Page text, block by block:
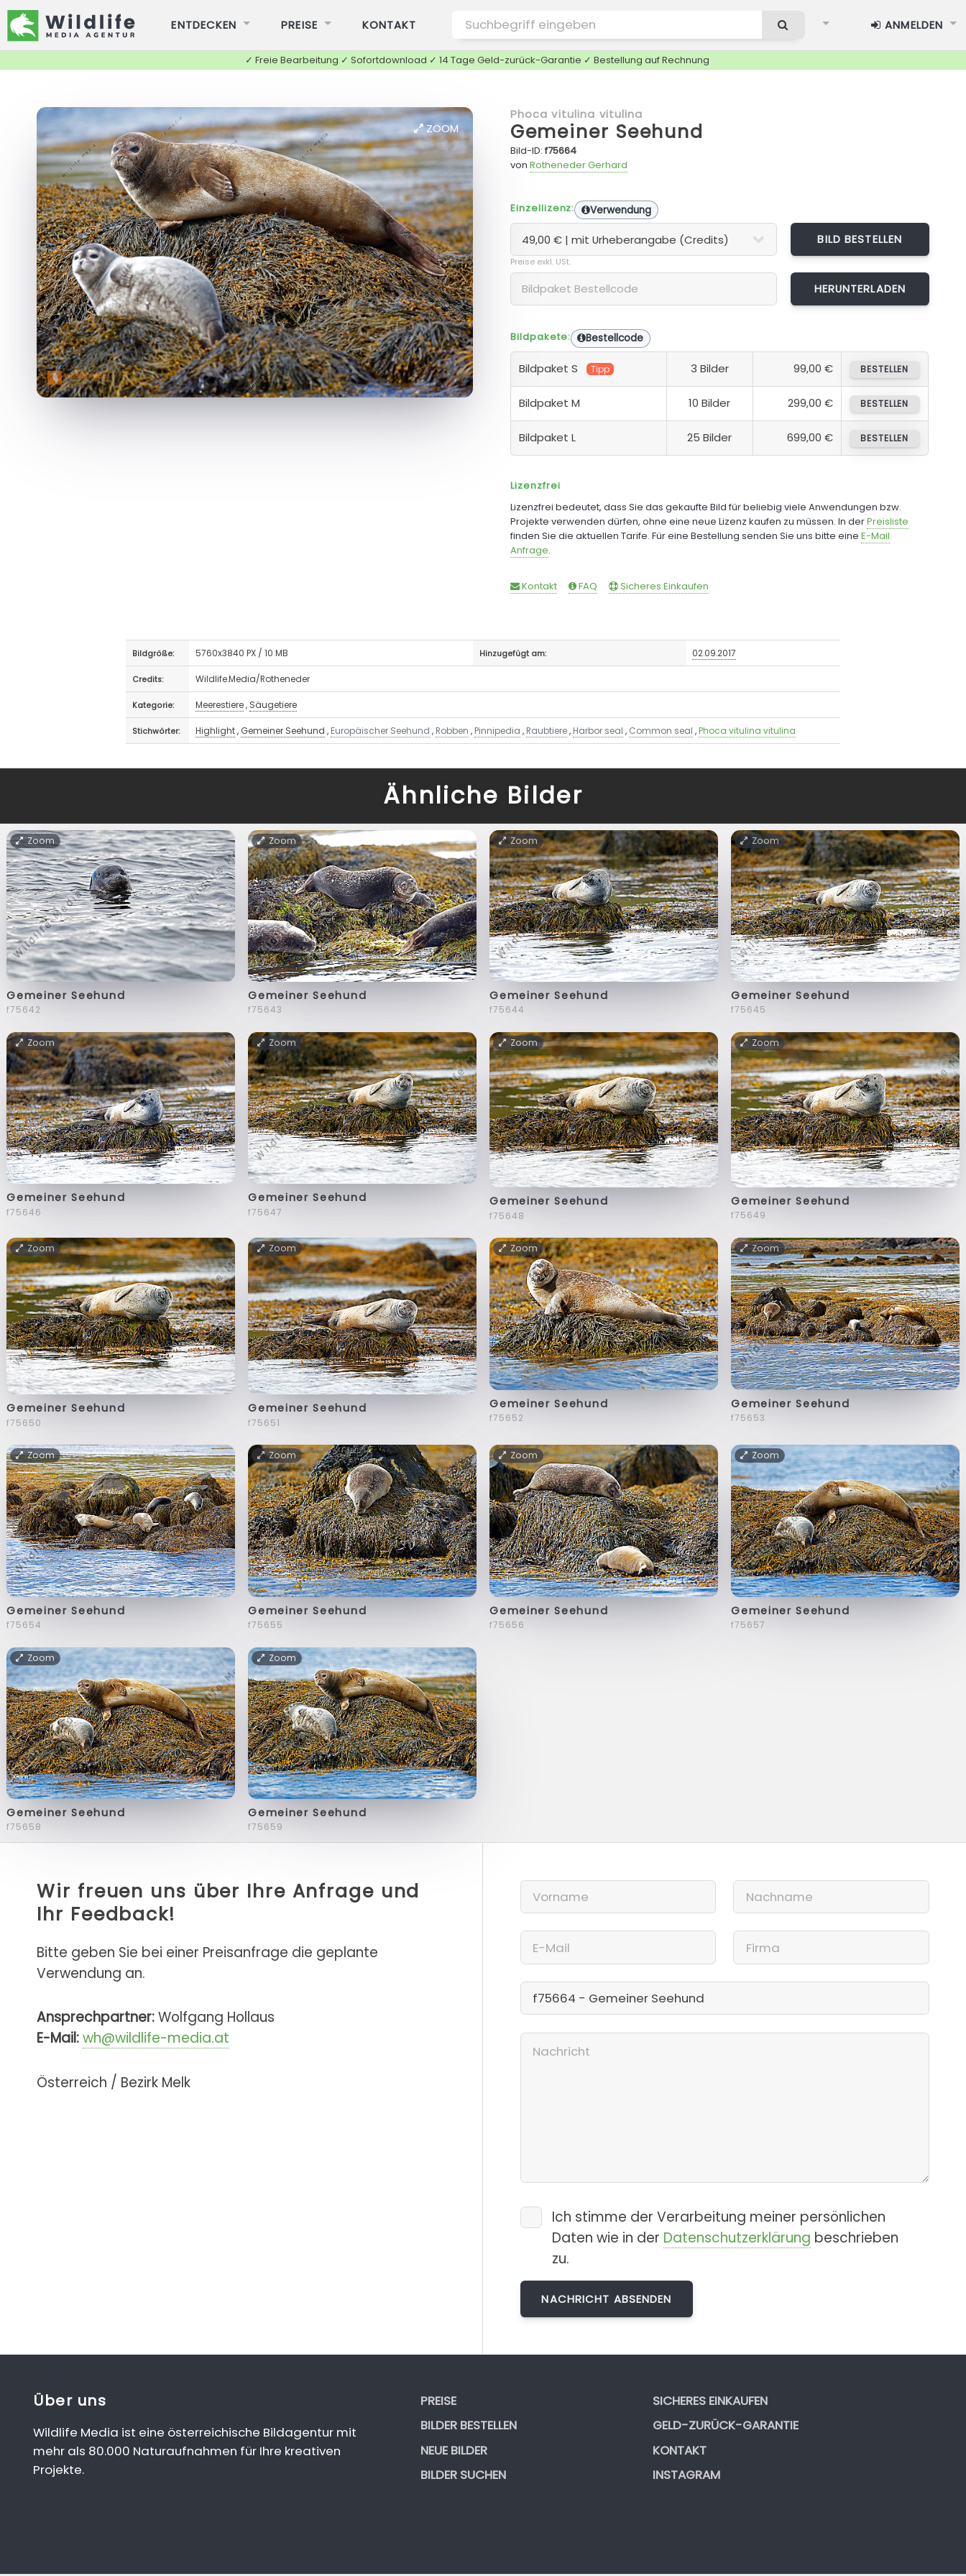
ENTDECKEN PREISE KONTAKT ANMELDEN
✓ Freie Bearbeitung ✓ Sofortdownload ✓ 14 Tage Geld-zurück-Garantie ✓ Bestellung auf Rechnung
ZOOM
Phoca vitulina vitulina
Gemeiner Seehund
Bild-ID:f75664
von Rotheneder Gerhard
Einzellizenz: Verwendung
BILD BESTELLEN
Preise exkl. USt.
Bildpakete: Bestellcode
Bildpaket S Tipp 3 Bilder 99,00 € BESTELLEN
Bildpaket M 10 Bilder 299,00 € BESTELLEN
Bildpaket L 25 Bilder 699,00 € BESTELLEN
Lizenzfrei
Lizenzfrei bedeutet, dass Sie das gekaufte Bild für beliebig viele Anwendungen bzw.
Projekte verwenden dürfen, ohne eine neue Lizenz kaufen zu müssen. In derPreisliste
finden Sie die aktuellen Tarife. Für eine Bestellung senden Sie uns bitte eine E-Mail
Anfrage.
Kontakt FAQ Sicheres Einkaufen
Bildgröße: 5760x3840 PX / 10 MB Hinzugefügt am: 02.09.2017
Credits: Wildlife.Media/Rotheneder
Kategorie: Meerestiere, Säugetiere
Stichwörter: Highlight, Gemeiner Seehund , Europäischer Seehund , Robben , Pinnipedia , Raubtiere, Harbor seal , Common seal ,Phoca vitulina vitulina
Ähnliche Bilder
Zoom
Gemeiner Seehund
f75642
Zoom
Gemeiner Seehund
f75643
Zoom
Gemeiner Seehund
f75644
Zoom
Gemeiner Seehund
f75645
Zoom
Gemeiner Seehund
f75646
Zoom
Gemeiner Seehund
f75647
Zoom
Gemeiner Seehund
f75648
Zoom
Gemeiner Seehund
f75649
Zoom
Gemeiner Seehund
f75650
Zoom
Gemeiner Seehund
f75651
Zoom
Gemeiner Seehund
f75652
Zoom
Gemeiner Seehund
f75653
Zoom
Gemeiner Seehund
f75654
Zoom
Gemeiner Seehund
f75655
Zoom
Gemeiner Seehund
f75656
Zoom
Gemeiner Seehund
f75657
Zoom
Gemeiner Seehund
f75658
Zoom
Gemeiner Seehund
f75659
Wir freuen uns über Ihre Anfrage und
Ihr Feedback!
Bitte geben Sie bei einer Preisanfrage die geplante
Verwendung an.
Ansprechpartner:Wolfgang Hollaus
E-Mail:wh@wildlife-media.at
Österreich / Bezirk Melk
Ich stimme der Verarbeitung meiner persönlichen
Daten wie in der Datenschutzerklärung beschrieben
zu.
Über uns
Wildlife Media ist eine österreichische Bildagentur mit
mehr als 80.000 Naturaufnahmen für Ihre kreativen
Projekte.
PREISE
BILDER BESTELLEN
NEUE BILDER
BILDER SUCHEN
SICHERES EINKAUFEN
GELD-ZURÜCK-GARANTIE
KONTAKT
INSTAGRAM